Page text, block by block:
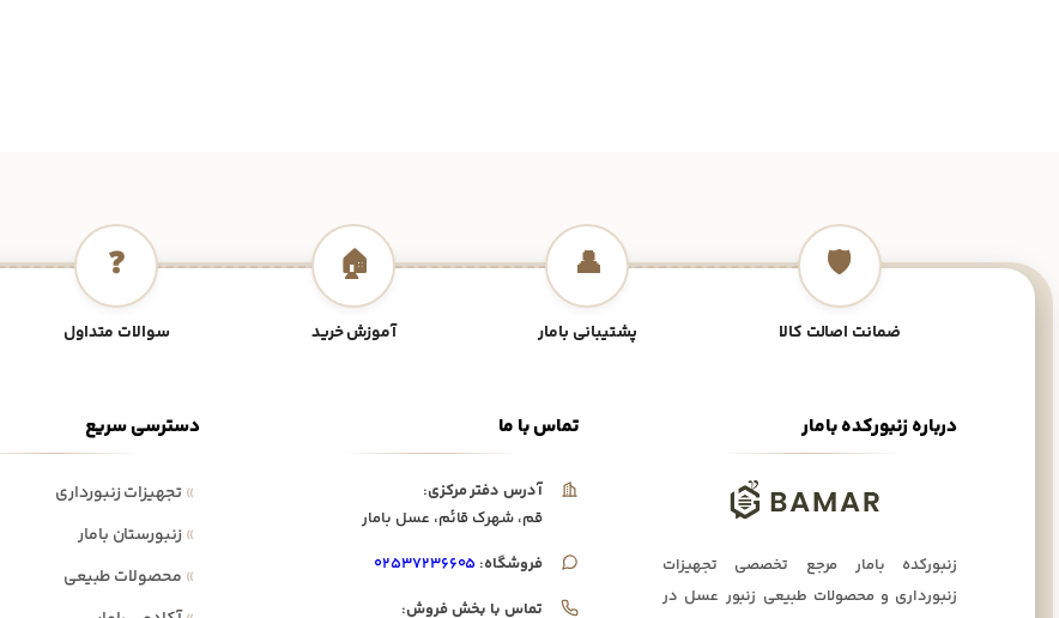
🛡️
ضمانت اصالت کالا
👤
پشتیبانی بامار
🏠
آموزش خرید
❓
سوالات متداول
دسترسی سریع
»تجهیزات زنبورداری
»زنبورستان بامار
» محصولات طبیعی
تماس با ما
آدرس دفتر مرکزی:
قم، شهرک قائم، عسل بامار
فروشگاه: ۰۲۵۳۷۲۳۶۶۰۵
تماس با بخش فروش:
درباره زنبورکده بامار
زنبورکده بامار مرجع تخصصی تجهیزات
زنبورداری و محصولات طبیعی زنبور عسل در